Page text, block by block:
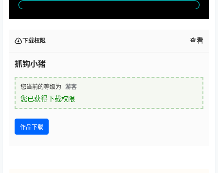
下载权限 查看
抓钩小猪
您当前的等级为 游客
您已获得下载权限
作品下载